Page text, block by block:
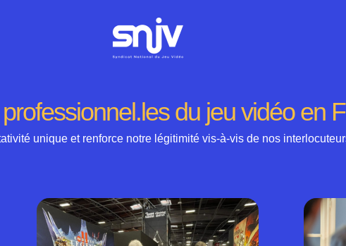
du jeu vidéo en
unique et renforce notre légitimité vis-à-vis de nos